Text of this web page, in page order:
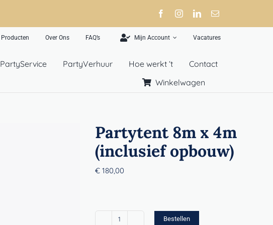
Producten Over Ons FAQ’s Mijn Account Vacatures
PartyService PartyVerhuur Hoe werkt ‘t
Contact
Winkelwagen
Partytent 8m x 4m
(inclusief opbouw)
€180,00
Bestellen